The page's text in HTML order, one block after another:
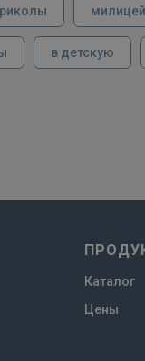
в детскую
Каталог
Цены